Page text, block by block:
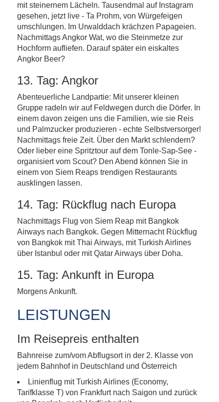
mit steinernem Lächeln. Tausendmal auf Instagram
gesehen, jetzt live - Ta Prohm, von Würgefeigen
umschlungen. Im Urwalddach krächzen Papageien.
Nachmittags Angkor Wat, wo die Steinmetze zur
Hochform aufliefen. Darauf später ein eiskaltes
Angkor Beer?
13. Tag: Angkor
Abenteuerliche Landpartie: Mit unserer kleinen
Gruppe radeln wir auf Feldwegen durch die Dörfer. In
einem davon zeigen uns die Familien, wie sie Reis
und Palmzucker produzieren - echte Selbstversorger!
Nachmittags freie Zeit. Über den Markt schlendern?
Oder lieber eine Spritztour auf dem Tonle-Sap-See -
organisiert vom Scout? Den Abend können Sie in
einem von Siem Reaps trendigen Restaurants
ausklingen lassen.
14. Tag: Rückflug nach Europa
Nachmittags Flug von Siem Reap mit Bangkok
Airways nach Bangkok. Gegen Mitternacht Rückflug
von Bangkok mit Thai Airways, mit Turkish Airlines
über Istanbul oder mit Qatar Airways über Doha.
15. Tag: Ankunft in Europa
Morgens Ankunft.
LEISTUNGEN
Im Reisepreis enthalten
Bahnreise zum/vom Abflugsort in der 2. Klasse von
jedem Bahnhof in Deutschland und Österreich
Linienflug mit Turkish Airlines (Economy,
Tarifklasse T) von Frankfurt nach Saigon und zurück